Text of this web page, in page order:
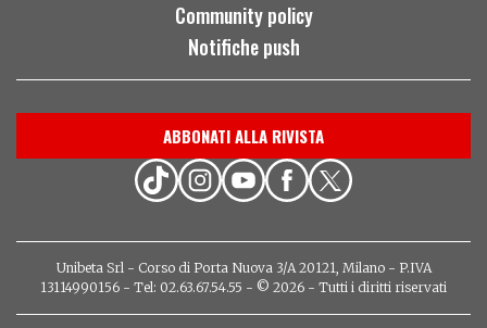
Community policy
Notifiche push
ABBONATI ALLA RIVISTA
Unibeta Srl - Corso di Porta Nuova 3/A 20121, Milano - P.IVA
13114990156 - Tel: 02.63.67.54.55 - © 2026 - Tutti i diritti riservati